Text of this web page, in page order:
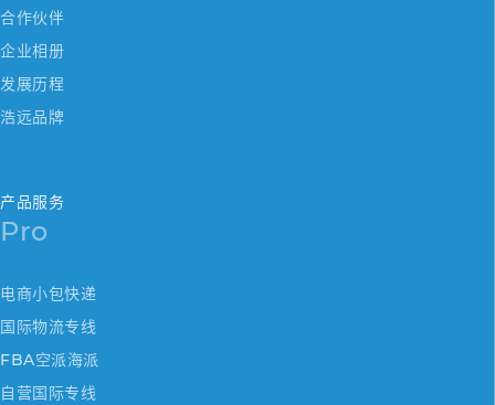
合作伙伴
企业相册
发展历程
浩远品牌
产品服务
Pro
电商小包快递
国际物流专线
FBA空派海派
自营国际专线